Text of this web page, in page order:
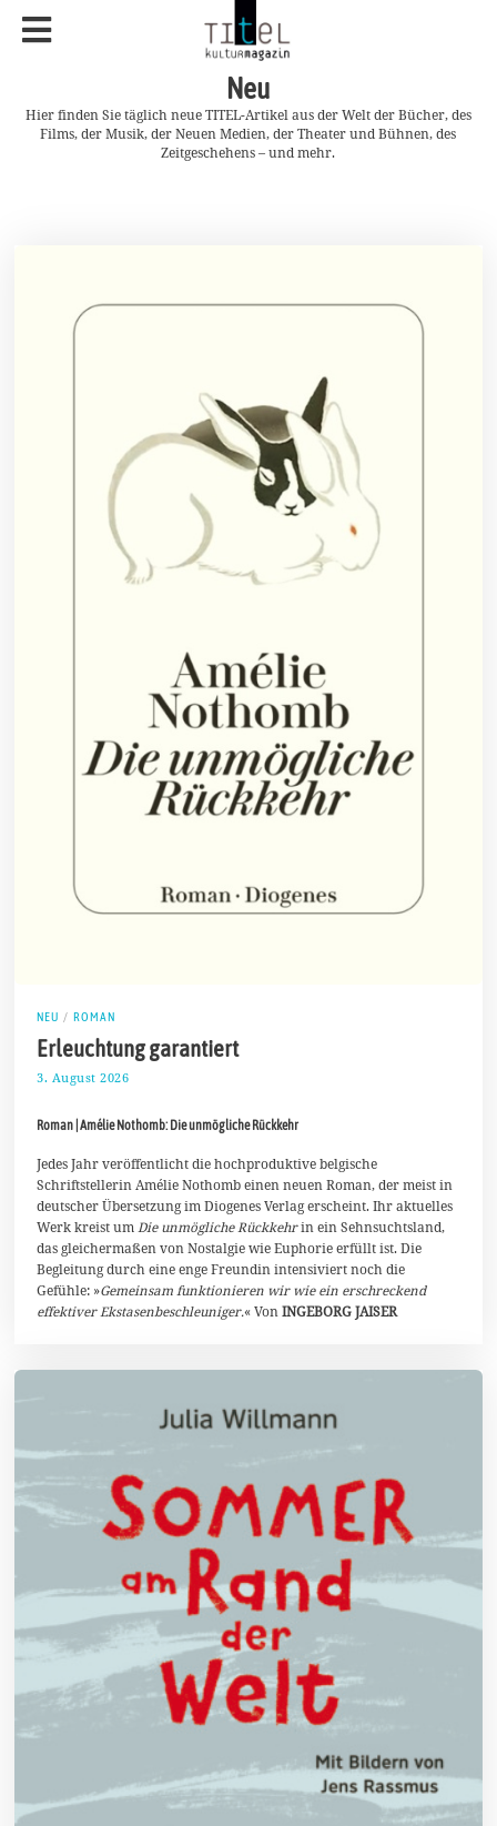
Neu
Hier finden Sie täglich neue TITEL-Artikel aus der Welt der Bücher, des
Films, der Musik, der Neuen Medien, der Theater und Bühnen, des
Zeitgeschehens – und mehr.
NEU / ROMAN
Erleuchtung garantiert
3. August 2026
u
u
t
2
0
2
Roman | Amélie Nothomb: Die unmögliche Rückkehr
Jedes Jahr veröffentlicht die hochproduktive belgische
Schriftstellerin Amélie Nothomb einen neuen Roman, der meist in
deutscher Übersetzung im Diogenes Verlag erscheint. Ihr aktuelles
Werk kreist um Die unmögliche Rückkehrin ein Sehnsuchtsland,
das gleichermaßen von Nostalgie wie Euphorie erfüllt ist. Die
Begleitung durch eine enge Freundin intensiviert noch die
Gefühle: »Gemeinsam funktionieren wir wie ein erschreckend
effektiver Ekstasenbeschleuniger.« VonINGEBORG JAISER